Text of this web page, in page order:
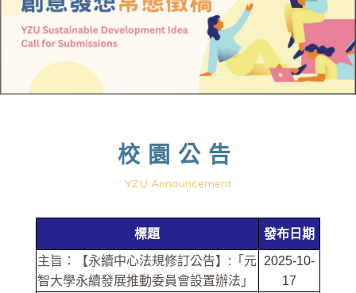
校園公告
YZU Announcement
標題
發布日期
主旨：【永續中心法規修訂公告】:「元
智大學永續發展推動委員會設置辦法」
2025-10-
17